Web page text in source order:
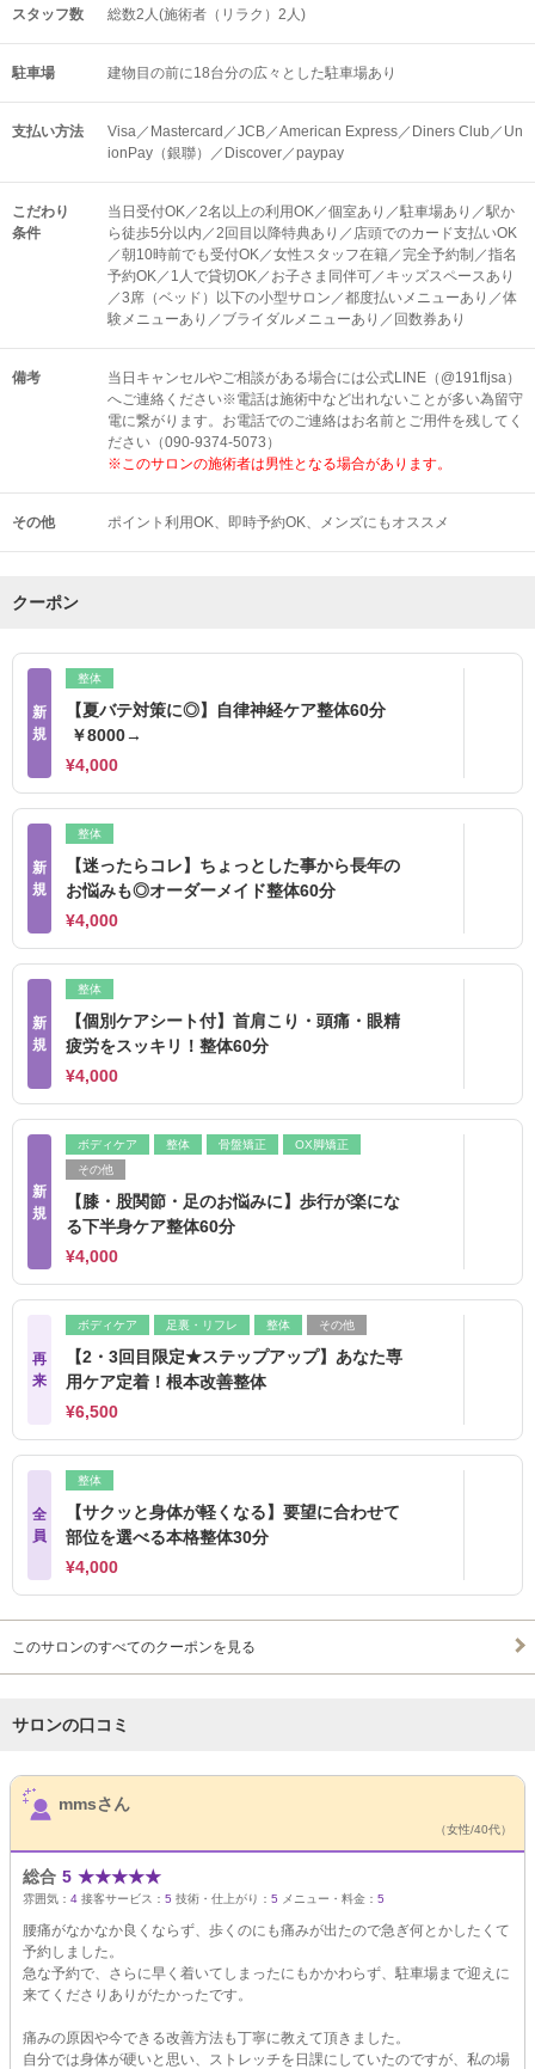
スタッフ数 総数2人(施術者（リラク）2人)
駐車場 建物目の前に18台分の広々とした駐車場あり
支払い方法
Visa／Mastercard／JCB／American Express／Diners Club／Un
ionPay（銀聯）／Discover／paypay
こだわり
条件
当日受付OK／2名以上の利用OK／個室あり／駐車場あり／駅か
ら徒歩5分以内／2回目以降特典あり／店頭でのカード支払いOK
／朝10時前でも受付OK／女性スタッフ在籍／完全予約制／指名
予約OK／1人で貸切OK／お子さま同伴可／キッズスペースあり
／3席（ベッド）以下の小型サロン／都度払いメニューあり／体
験メニューあり／ブライダルメニューあり／回数券あり
備考
当日キャンセルやご相談がある場合には公式LINE（@191fljsa）
へご連絡ください※電話は施術中など出れないことが多い為留守
電に繋がります。お電話でのご連絡はお名前とご用件を残してく
ださい（090-9374-5073）
※このサロンの施術者は男性となる場合があります。
その他 ポイント利用OK 即時予約OK メンズにもオススメ
クーポン
新
規
整体
【夏バテ対策に◎】自律神経ケア整体60分
￥8000→
¥4,000
新
規
整体
【迷ったらコレ】ちょっとした事から長年の
お悩みも◎オーダーメイド整体60分
¥4,000
新
規
整体
【個別ケアシート付】首肩こり・頭痛・眼精
疲労をスッキリ！整体60分
¥4,000
新
規
ボディケア 整体 骨盤矯正
OX脚矯正
その他
【膝・股関節・足のお悩みに】歩行が楽にな
る下半身ケア整体60分
¥4,000
再
来
ボディケア 足裏・リフレ 整体 その他
【2・3回目限定★ステップアップ】あなた専
用ケア定着！根本改善整体
¥6,500
全
員
整体
【サクッと身体が軽くなる】要望に合わせて
部位を選べる本格整体30分
¥4,000
このサロンのすべてのクーポンを見る
サロンの口コミ
サロンPick Up
mmsさん
（女性/40代）
総合 5 ★★★★★
雰囲気： 4 接客サービス： 5 技術・仕上がり： 5 メニュー・料金： 5
腰痛がなかなか良くならず、歩くのにも痛みが出たので急ぎ何とかしたくて
予約しました。
急な予約で、さらに早く着いてしまったにもかかわらず、駐車場まで迎えに
来てくださりありがたかったです。
痛みの原因や今できる改善方法も丁寧に教えて頂きました。
自分では身体が硬いと思い、ストレッチを日課にしていたのですが、私の場